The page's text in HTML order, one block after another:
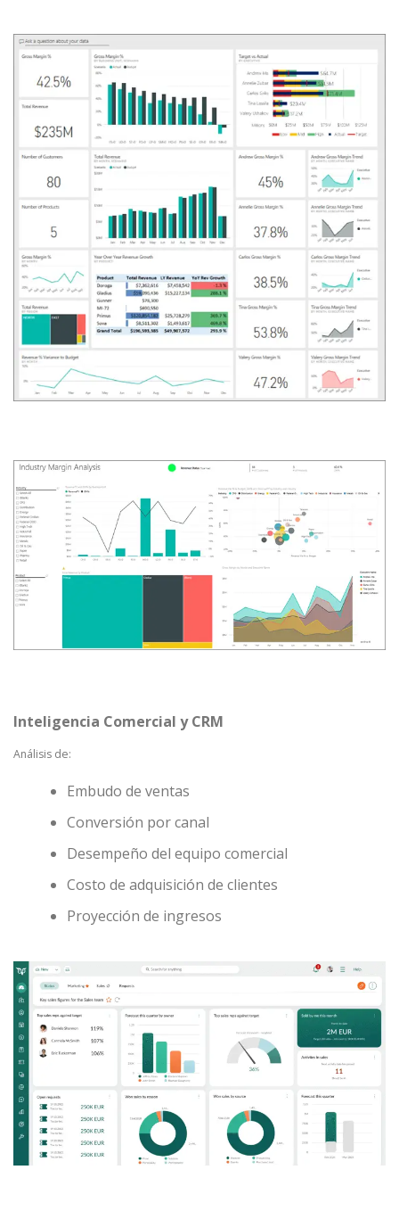
Inteligencia Comercial y CRM
Análisis de:
Embudo de ventas
Conversión por canal
Desempeño del equipo comercial
Costo de adquisición de clientes
Proyección de ingresos